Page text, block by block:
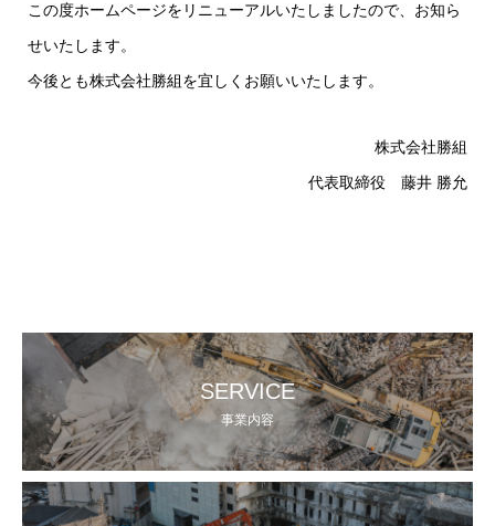
この度ホームページをリニューアルいたしましたので、お知ら
せいたします。
今後とも株式会社勝組を宜しくお願いいたします。
株式会社勝組
代表取締役 藤井 勝允
SERVICE
事業内容